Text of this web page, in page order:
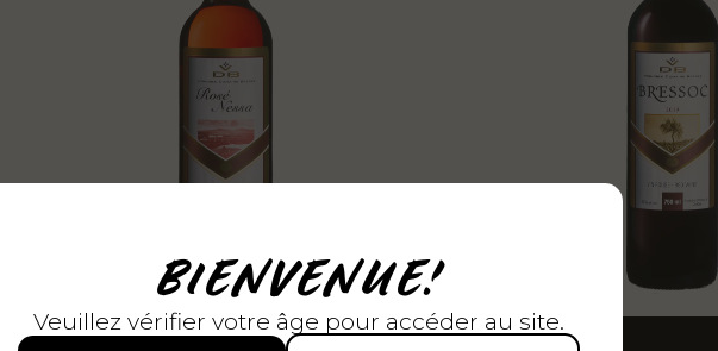
BIENVENUE!
Veuillez vérifier votre âge pour accéder au site.